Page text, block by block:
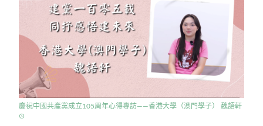
慶祝中國共產黨成立105周年心得專訪——香港大學（澳門學子） 魏語軒
access_time